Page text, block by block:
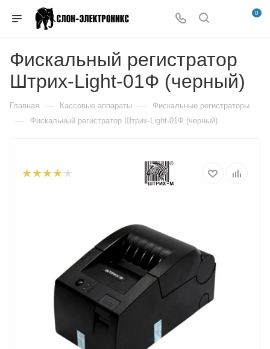
0
Фискальный регистратор
Штрих-Light-01Ф (черный)
Главная — Кассовые аппараты — Фискальные регистраторы
— Фискальный регистратор Штрих-Light-01Ф (черный)